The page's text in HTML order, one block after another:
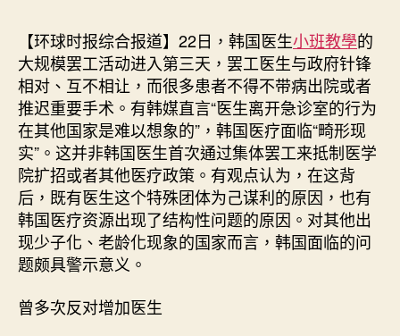
期
韩
国
医
生
为
何
去
九
宮
格
分
享
【环球时报综合报道】22日，韩国医生小班教學的
大规模罢工活动进入第三天，罢工医生与政府针锋
相对、互不相让，而很多患者不得不带病出院或者
推迟重要手术。有韩媒直言“医生离开急诊室的行为
在其他国家是难以想象的”，韩国医疗面临“畸形现
实”。这并非韩国医生首次通过集体罢工来抵制医学
院扩招或者其他医疗政策。有观点认为，在这背
后，既有医生这个特殊团体为己谋利的原因，也有
韩国医疗资源出现了结构性问题的原因。对其他出
现少子化、老龄化现象的国家而言，韩国面临的问
题颇具警示意义。
曾多次反对增加医生